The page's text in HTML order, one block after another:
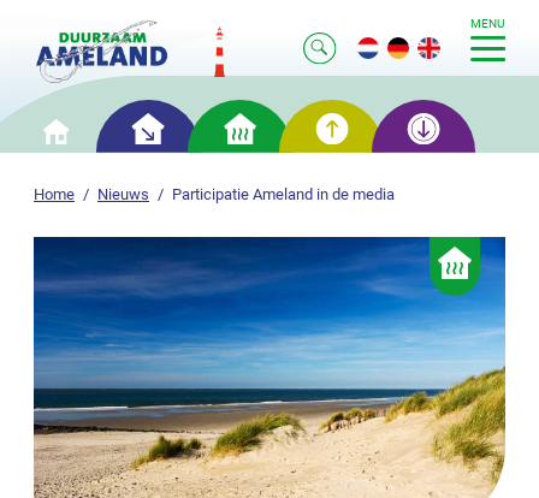
MENU
Home Nieuws Participatie Ameland in de media